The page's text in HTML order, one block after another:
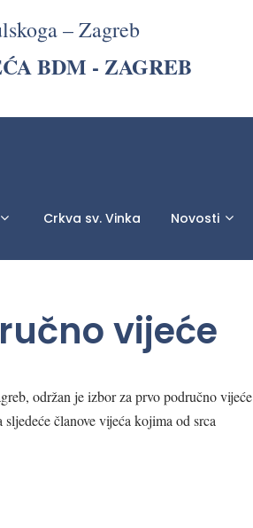
– Zagreb
BDM - ZAGREB
Crkva sv. Vinka Novosti
vijeće
održan je izbor za prvo područno vijeće
članove vijeća kojima od srca